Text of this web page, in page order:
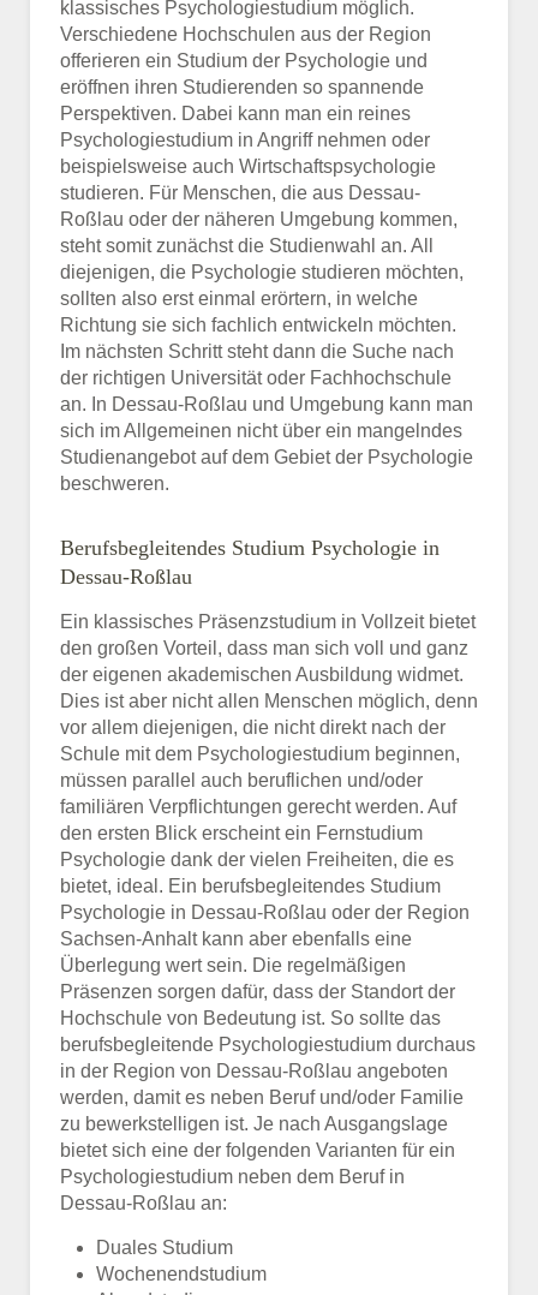
klassisches Psychologiestudium möglich.
Verschiedene Hochschulen aus der Region
offerieren ein Studium der Psychologie und
eröffnen ihren Studierenden so spannende
Perspektiven. Dabei kann man ein reines
Psychologiestudium in Angriff nehmen oder
beispielsweise auch Wirtschaftspsychologie
studieren. Für Menschen, die aus Dessau-
Roßlau oder der näheren Umgebung kommen,
steht somit zunächst die Studienwahl an. All
diejenigen, die Psychologie studieren möchten,
sollten also erst einmal erörtern, in welche
Richtung sie sich fachlich entwickeln möchten.
Im nächsten Schritt steht dann die Suche nach
der richtigen Universität oder Fachhochschule
an. In Dessau-Roßlau und Umgebung kann man
sich im Allgemeinen nicht über ein mangelndes
Studienangebot auf dem Gebiet der Psychologie
beschweren.
Berufsbegleitendes Studium Psychologie in
Dessau-Roßlau
Ein klassisches Präsenzstudium in Vollzeit bietet
den großen Vorteil, dass man sich voll und ganz
der eigenen akademischen Ausbildung widmet.
Dies ist aber nicht allen Menschen möglich, denn
vor allem diejenigen, die nicht direkt nach der
Schule mit dem Psychologiestudium beginnen,
müssen parallel auch beruflichen und/oder
familiären Verpflichtungen gerecht werden. Auf
den ersten Blick erscheint ein Fernstudium
Psychologie dank der vielen Freiheiten, die es
bietet, ideal. Ein berufsbegleitendes Studium
Psychologie in Dessau-Roßlau oder der Region
Sachsen-Anhalt kann aber ebenfalls eine
Überlegung wert sein. Die regelmäßigen
Präsenzen sorgen dafür, dass der Standort der
Hochschule von Bedeutung ist. So sollte das
berufsbegleitende Psychologiestudium durchaus
in der Region von Dessau-Roßlau angeboten
werden, damit es neben Beruf und/oder Familie
zu bewerkstelligen ist. Je nach Ausgangslage
bietet sich eine der folgenden Varianten für ein
Psychologiestudium neben dem Beruf in
Dessau-Roßlau an:
Duales Studium
Wochenendstudium